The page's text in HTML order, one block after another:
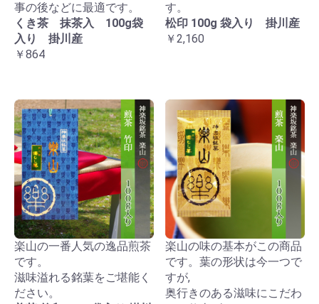
事の後などに最適です。
くき茶 抹茶入 100g袋
入り 掛川産
￥864
す。
松印 100g 袋入り 掛川産
￥2,160
楽山の一番人気の逸品煎茶
です。
滋味溢れる銘葉をご堪能く
ださい。
楽山の味の基本がこの商品
です。葉の形状は今一つで
すが,
奥行きのある滋味にこだわ